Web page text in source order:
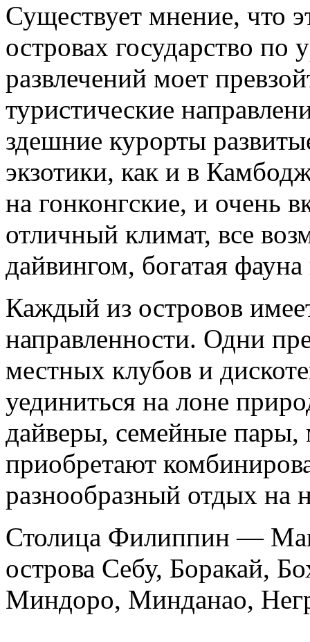
Существует мнение, что
островах государство по
развлечений моет
туристические
здешние курорты
экзотики, как и в
на гонконгские, и очень
отличный климат, все
дайвингом, богатая
Каждый из островов
направленности. Одни
местных клубов и
уединиться на лоне
дайверы, семейные пары,
приобретают
разнообразный отдых на
Столица Филиппин —
острова Себу, Боракай,
Миндоро, Минданао,